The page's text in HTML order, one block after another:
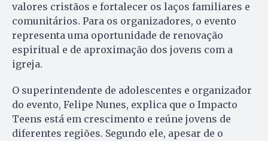
valores cristãos e fortalecer os laços familiares e
comunitários. Para os organizadores, o evento
representa uma oportunidade de renovação
espiritual e de aproximação dos jovens com a
igreja.
O superintendente de adolescentes e organizador
do evento, Felipe Nunes, explica que o Impacto
Teens está em crescimento e reúne jovens de
diferentes regiões. Segundo ele, apesar de o